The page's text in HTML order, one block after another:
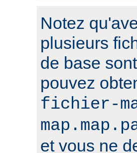
Notez
plusieurs
de base
pouvez
fichier-
et vous ne